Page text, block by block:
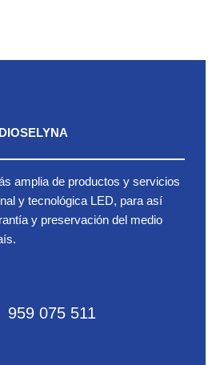
DIOSELYNA
amplia de productos y servicios
y tecnológica LED, para así
y preservación del medio
959 075 511